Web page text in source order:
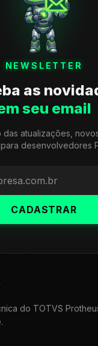
NEWSLETTER
as
seu email
atualizações,
desenvolvedores
CADASTRAR
do TOTVS